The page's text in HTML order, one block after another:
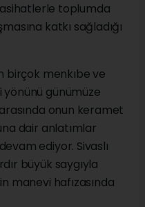
toplumda
katkı sağladığı
birçok menkıbe ve
yönünü günümüze
onun keramet
dair anlatımlar
ediyor. Sivaslı
büyük saygıyla
manevi hafızasında